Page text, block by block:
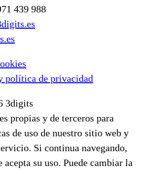
439 988
política de privacidad
3digits
propias y de terceros para
de uso de nuestro sitio web y
Si continua navegando,
acepta su uso. Puede cambiar la